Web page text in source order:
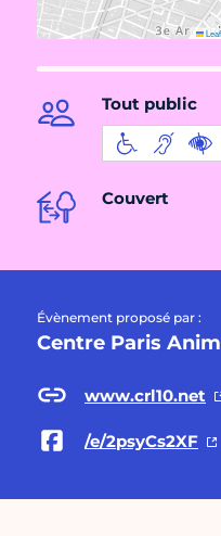
Tout public
Couvert
Évènement proposé par :
Centre Paris
www.crl10.net
/e/2psyCs2XF